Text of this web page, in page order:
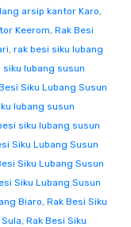
arsip kantor Karo,
Keerom, Rak Besi
, rak besi siku lubang
siku lubang susun
Siku Lubang Susun
lubang susun
siku lubang susun
Siku Lubang Susun
Siku Lubang Susun
Siku Lubang Susun
Biaro, Rak Besi Siku
, Rak Besi Siku